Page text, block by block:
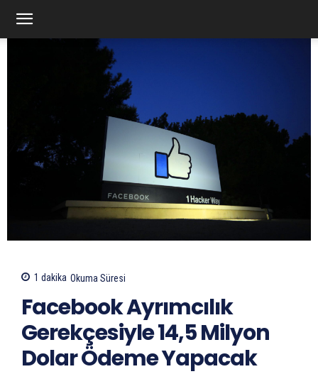
1 dakika Okuma Süresi
Facebook Ayrımcılık
Gerekçesiyle 14,5 Milyon
Dolar Ödeme Yapacak